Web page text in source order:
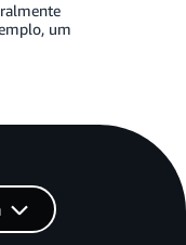
um